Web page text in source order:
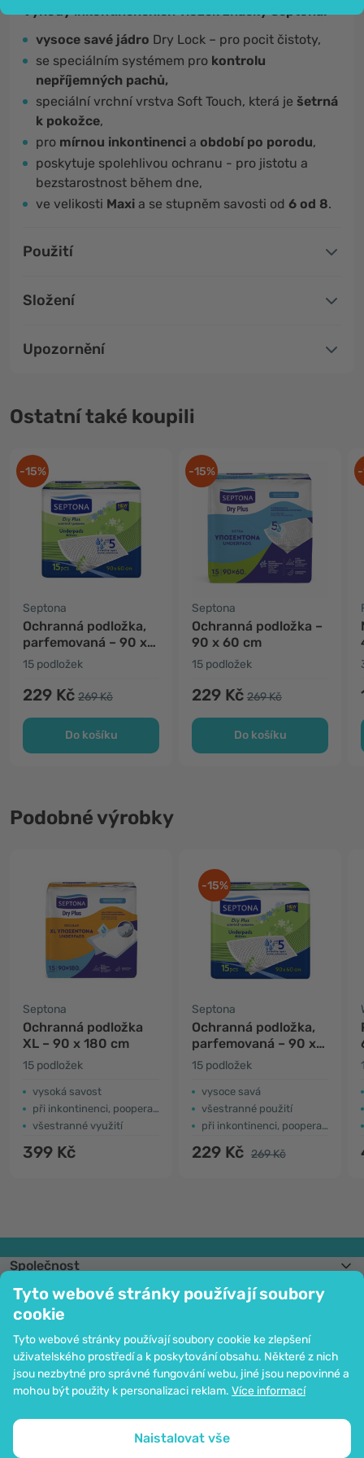
Tyto webové stránky používají soubory
cookie
Tyto webové stránky používají soubory cookie ke zlepšení
uživatelského prostředí a k poskytování obsahu. Některé z nich
jsou nezbytné pro správné fungování webu, jiné jsou nepovinné a
mohou být použity k personalizaci reklam. Více informací
Naistalovat vše
Výhody inkontinenčních vložek značky Septona:
vysoce savé jádro Dry Lock – pro pocit čistoty,
se speciálním systémem pro kontrolu
nepříjemných pachů,
speciální vrchní vrstva Soft Touch, která je šetrná
k pokožce,
pro mírnou inkontinenci a období po porodu,
poskytuje spolehlivou ochranu - pro jistotu a
bezstarostnost během dne,
ve velikosti Maxi a se stupněm savosti od 6 od 8.
Použití
Složení
Upozornění
Ostatní také koupili
-15%
Septona
Ochranná podložka,
parfemovaná – 90 x
60 cm
15 podložek
229 Kč 269 Kč
Do košíku
-15%
Septona
Ochranná podložka –
90 x 60 cm
15 podložek
229 Kč 269 Kč
Do košíku
Podobné výrobky
Septona
Ochranná podložka
XL – 90 x 180 cm
15 podložek
vysoká savost
při inkontinenci, pooperační péči ...
všestranné využití
399 Kč
-15%
Septona
Ochranná podložka,
parfemovaná – 90 x
60 cm
15 podložek
vysoce savá
všestranné použití
při inkontinenci, pooperační péči...
229 Kč 269 Kč
Společnost
Informace
Připojte se k nám
Pomoc a objednávky
Možnost platby kartou. Ochrana osobních údajů zaručena pomocí šifrování
SSL.
Mapa stránek